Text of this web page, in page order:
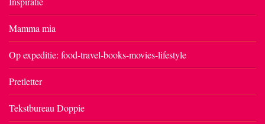
Mamma mia
Op expeditie: food-travel-books-movies-lifestyle
Pretletter
Tekstbureau Doppie